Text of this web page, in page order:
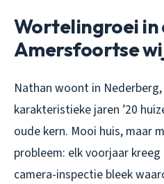
Wortelingroei in
Amersfoortse
Nathan woont in
karakteristieke jaren ’20
oude kern. Mooi huis, maar
probleem: elk voorjaar
camera-inspectie bleek